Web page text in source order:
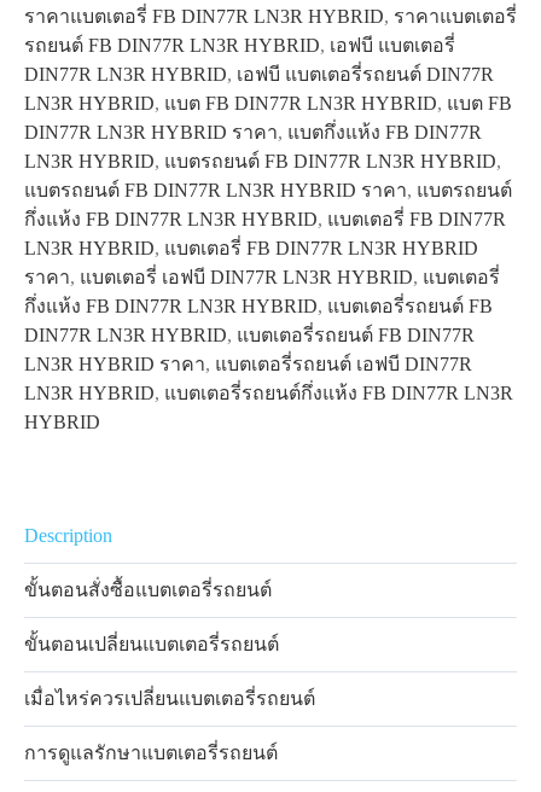
ราคาแบตเตอรี่ FB DIN77R LN3R HYBRID, ราคาแบตเตอรี่
รถยนต์ FB DIN77R LN3R HYBRID, เอฟบี แบตเตอรี่
DIN77R LN3R HYBRID, เอฟบี แบตเตอรี่รถยนต์ DIN77R
LN3R HYBRID, แบต FB DIN77R LN3R HYBRID, แบต FB
DIN77R LN3R HYBRID ราคา, แบตกึ่งแห้ง FB DIN77R
LN3R HYBRID, แบตรถยนต์ FB DIN77R LN3R HYBRID,
แบตรถยนต์ FB DIN77R LN3R HYBRID ราคา, แบตรถยนต์
กึ่งแห้ง FB DIN77R LN3R HYBRID, แบตเตอรี่ FB DIN77R
LN3R HYBRID, แบตเตอรี่ FB DIN77R LN3R HYBRID
ราคา, แบตเตอรี่ เอฟบี DIN77R LN3R HYBRID, แบตเตอรี่
กึ่งแห้ง FB DIN77R LN3R HYBRID, แบตเตอรี่รถยนต์ FB
DIN77R LN3R HYBRID, แบตเตอรี่รถยนต์ FB DIN77R
LN3R HYBRID ราคา, แบตเตอรี่รถยนต์ เอฟบี DIN77R
LN3R HYBRID, แบตเตอรี่รถยนต์กึ่งแห้ง FB DIN77R LN3R
HYBRID
Description
ขั้นตอนสั่งซื้อแบตเตอรี่รถยนต์
ขั้นตอนเปลี่ยนแบตเตอรี่รถยนต์
เมื่อไหร่ควรเปลี่ยนแบตเตอรี่รถยนต์
การดูแลรักษาแบตเตอรี่รถยนต์